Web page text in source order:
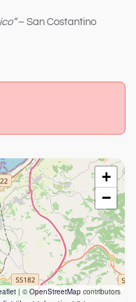
– San Costantino
+
−
| © OpenStreetMap contributors